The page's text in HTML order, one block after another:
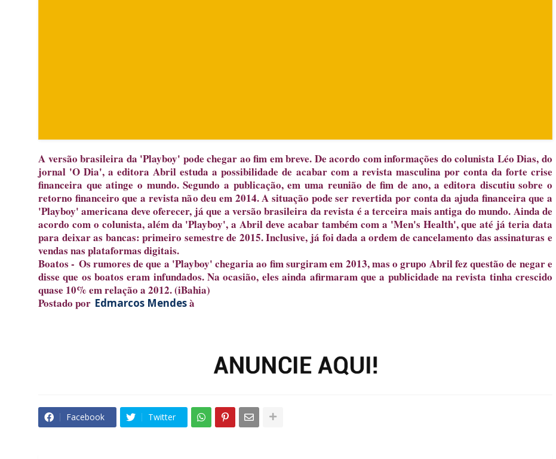
A versão brasileira da 'Playboy' pode chegar ao fim em breve. De acordo com informações do colunista Léo Dias, do
jornal 'O Dia', a editora Abril estuda a possibilidade de acabar com a revista masculina por conta da forte crise
financeira que atinge o mundo. Segundo a publicação, em uma reunião de fim de ano, a editora discutiu sobre o
retorno financeiro que a revista não deu em 2014. A situação pode ser revertida por conta da ajuda financeira que a
'Playboy' americana deve oferecer, já que a versão brasileira da revista é a terceira mais antiga do mundo. Ainda de
acordo com o colunista, além da 'Playboy', a Abril deve acabar também com a 'Men's Health', que até já teria data
para deixar as bancas: primeiro semestre de 2015. Inclusive, já foi dada a ordem de cancelamento das assinaturas e
vendas nas plataformas digitais.
Boatos - Os rumores de que a 'Playboy' chegaria ao fim surgiram em 2013, mas o grupo Abril fez questão de negar e
disse que os boatos eram infundados. Na ocasião, eles ainda afirmaram que a publicidade na revista tinha crescido
quase 10% em relação a 2012. (iBahia)
Postado por Edmarcos Mendesà
Facebook Twitter